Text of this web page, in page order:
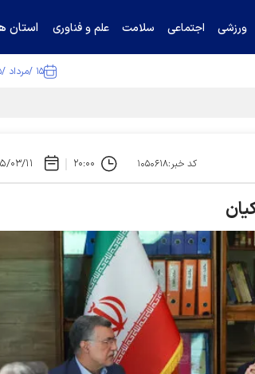
ورزشی اجتماعی سلامت علم و فناوری استان
۱۵ /مرداد /۱۴۰۵
کد خبر:۱۰۵۰۶۱۸ ۲۰:۰۰ ۱۴۰۵/